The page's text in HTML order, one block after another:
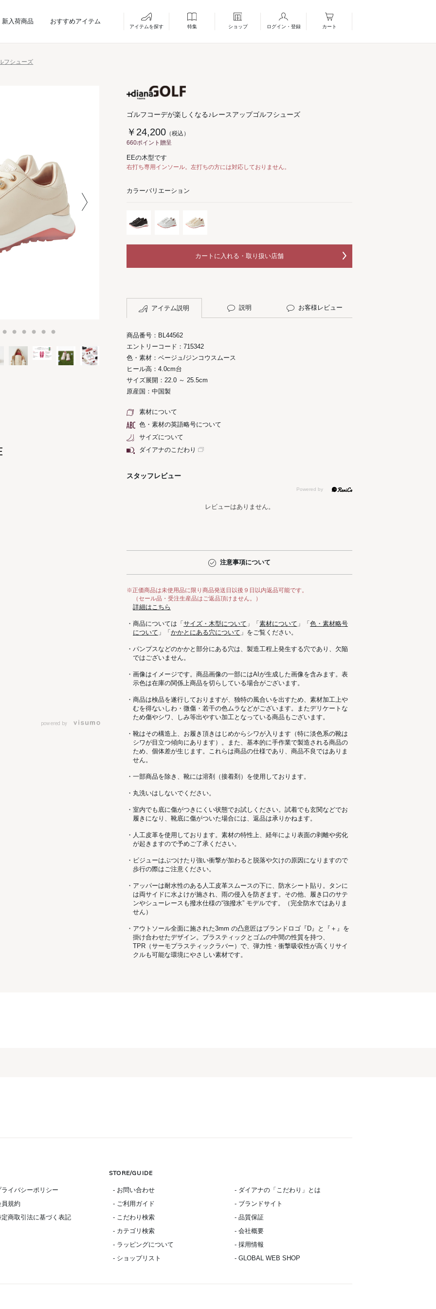
新入荷商品 おすすめアイテム
アイテムを探す 特集 ショップ ログイン・登録 カート
フシューズ
powered by
ゴルフコーデが楽しくなる♪レースアップゴルフシューズ
￥24,200 （税込）
660ポイント贈呈
EEの木型です
右打ち専用インソール。左打ちの方には対応しておりません。
カラーバリエーション
カートに入れる・取り扱い店舗
アイテム説明 説明 お客様レビュー
商品番号：BL44562
エントリーコード：715342
色・素材：ベージュ/ジンコウスムース
ヒール高：4.0cm台
サイズ展開：22.0 ～ 25.5cm
原産国：中国製
素材について
色・素材の英語略号について
サイズについて
ダイアナのこだわり
スタッフレビュー
レビューはありません。
注意事項について
※正価商品は未使用品に限り商品発送日以後９日以内返品可能です。
（セール品・受注生産品はご返品頂けません。）
詳細はこちら
・商品については「 サイズ・木型について 」「 素材について 」「 色・素材略号
について 」「 かかとにある穴について 」をご覧ください。
・パンプスなどのかかと部分にある穴は、製造工程上発生する穴であり、欠陥
ではございません。
・画像はイメージです。商品画像の一部にはAIが生成した画像を含みます。表
示色は在庫の関係上商品を切らしている場合がございます。
・商品は検品を遂行しておりますが、独特の風合いを出すため、素材加工上
むを得ないしわ・微傷・若干の色ムラなどがございます。またデリケートな
ため傷やシワ、しみ等出やすい加工となっている商品もございます。
・靴はその構造上、お履き頂きはじめからシワが入ります（特に淡色系の靴は
シワが目立つ傾向にあります）。また、基本的に手作業で製造される商品の
ため、個体差が生じます。これらは商品の仕様であり、商品不良ではありま
せん。
・一部商品を除き、靴には溶剤（接着剤）を使用しております。
・丸洗いはしないでください。
・室内でも底に傷がつきにくい状態でお試しください。試着でも玄関などでお
履きになり、靴底に傷がついた場合には、返品は承りかねます。
・人工皮革を使用しております。素材の特性上、経年により表面の剥離や劣化
が起きますので予めご了承ください。
・ビジューはぶつけたり強い衝撃が加わると脱落や欠けの原因になりますので
歩行の際はご注意ください。
・アッパーは耐水性のある人工皮革スムースの下に、防水シート貼り。タンに
は両サイドに水よけが施され、雨の侵入を防ぎます。その他、履き口のサテ
ンやシューレースも撥水仕様の“強撥水” モデルです。（完全防水ではありま
せん）
・アウトソール全面に施された3mm の凸意匠はブランドロゴ『D』と『＋』を
掛け合わせたデザイン。プラスティックとゴムの中間の性質を持つ、
TPR（サーモプラスティックラバー）で、弾力性・衝撃吸収性が高くリサイ
クルも可能な環境にやさしい素材です。
ライバシーポリシー
員規約
定商取引法に基づく表記
STORE/GUIDE
- お問い合わせ
- ご利用ガイド
- こだわり検索
- カテゴリ検索
- ラッピングについて
- ショップリスト
- ダイアナの「こだわり」とは
- ブランドサイト
- 品質保証
- 会社概要
- 採用情報
- GLOBAL WEB SHOP